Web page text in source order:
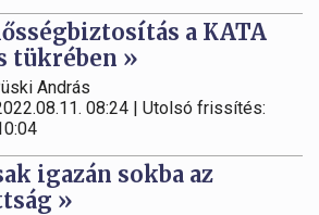
a KATA
tükrében »
András
08:24 | Utolsó frissítés:
igazán sokba az
»